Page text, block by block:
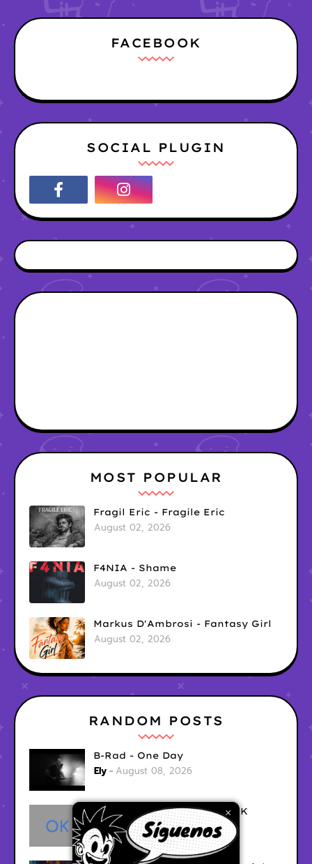
FACEBOOK
SOCIAL PLUGIN
×
MOST POPULAR
Fragil Eric - Fragile Eric
August 02, 2026
F4NIA - Shame
August 02, 2026
Markus D'Ambrosi - Fantasy Girl
August 02, 2026
RANDOM POSTS
B-Rad - One Day
Ely August 08, 2026
HIGHFIELD - Recovering OK
Ely August 08, 2026